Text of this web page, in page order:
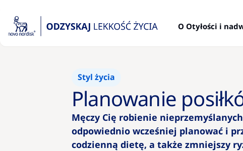
O Otyłości i
Styl życia
Planowanie
Męczy Cię robienie
odpowiednio wcześniej planować i
codzienną dietę, a także zmniejszy